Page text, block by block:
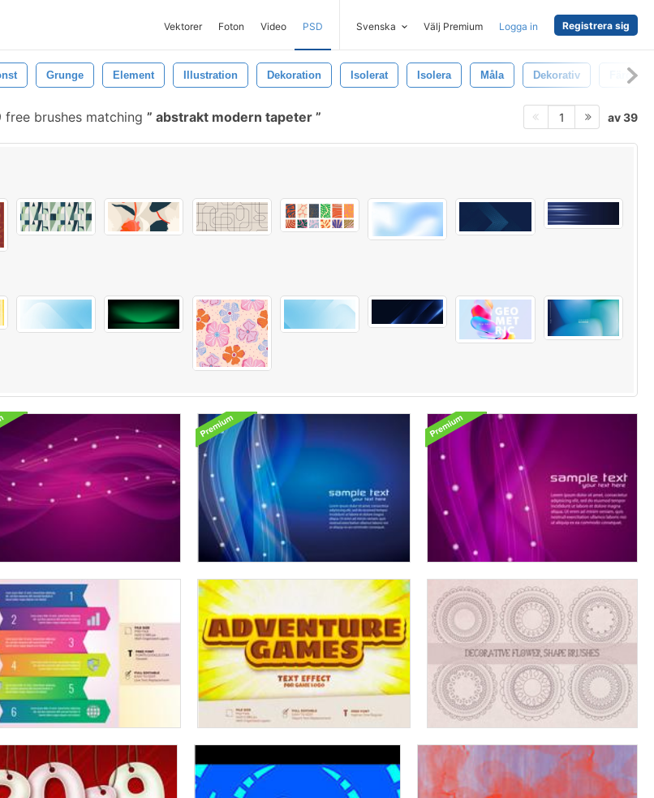
Vektorer Foton Video PSD Svenska Välj Premium Logga in Registrera sig
Grunge Element Illustration Dekoration Isolerat Isolera Måla Dekorativ Färg
free brushes matching abstrakt modern tapeter 1 av 39